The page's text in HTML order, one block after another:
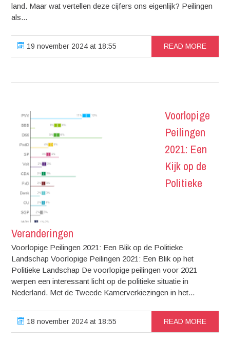
land. Maar wat vertellen deze cijfers ons eigenlijk? Peilingen
als...
19 november 2024 at 18:55 READ MORE
Voorlopige
Peilingen
2021: Een
Kijk op de
Politieke
Veranderingen
Voorlopige Peilingen 2021: Een Blik op de Politieke
Landschap Voorlopige Peilingen 2021: Een Blik op het
Politieke Landschap De voorlopige peilingen voor 2021
werpen een interessant licht op de politieke situatie in
Nederland. Met de Tweede Kamerverkiezingen in het...
18 november 2024 at 18:55 READ MORE